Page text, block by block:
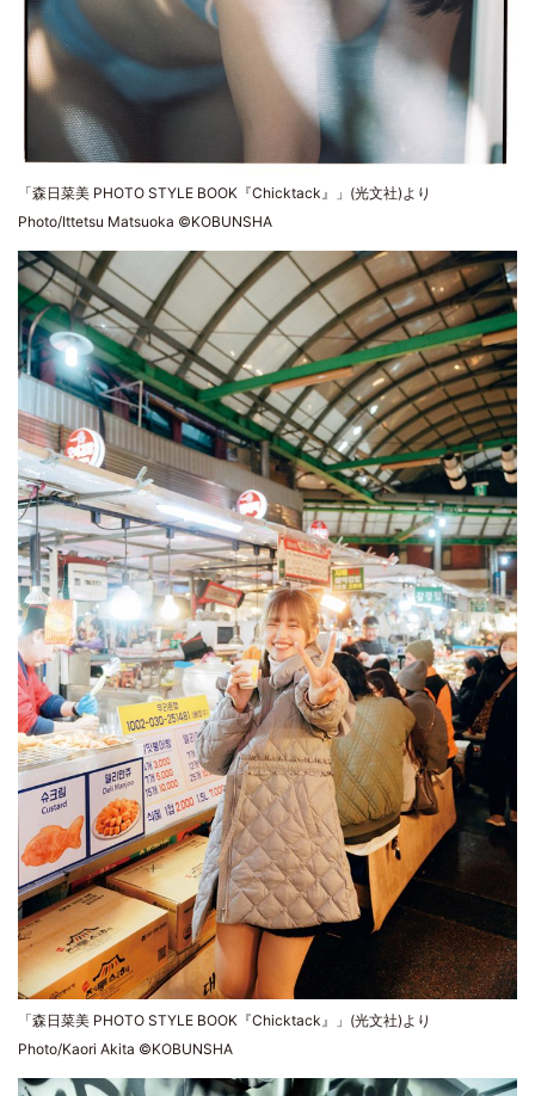
「森日菜美 PHOTO STYLE BOOK『Chicktack』」(光文社)より
Photo/Ittetsu Matsuoka ©KOBUNSHA
「森日菜美 PHOTO STYLE BOOK『Chicktack』」(光文社)より
Photo/Kaori Akita ©KOBUNSHA